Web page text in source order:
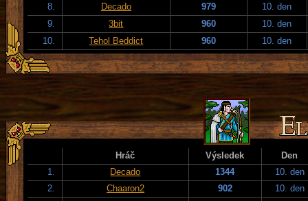
8.
Decado 979
10. den
9.
3bit 960
10. den
10.
Tehol Beddict 960 10. den
Hráč Výsledek
Den
1.
Decado 1344
10. den
2.
Chaaron2 902
10. den